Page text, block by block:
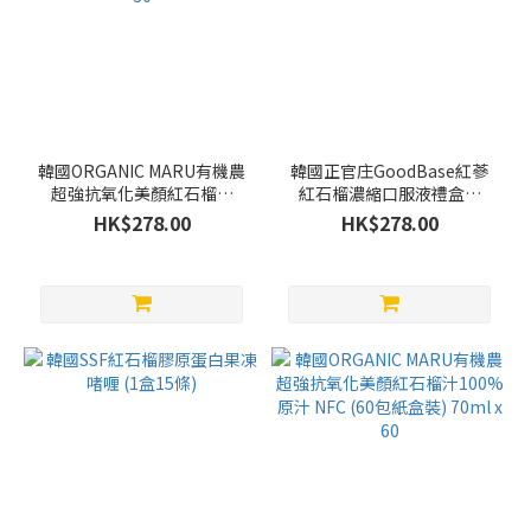
韓國ORGANIC MARU有機農
超強抗氧化美顏紅石榴汁
100%原汁 NFC (30包禮盒
裝) 70ml x 30
HK$278.00
韓國正官庄GoodBase紅蔘
紅石榴濃縮口服液禮盒裝
(10ml x 30包)
HK$278.00